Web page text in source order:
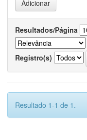
Resultados/Página
Registro(s)
Resultado 1-1 de 1.